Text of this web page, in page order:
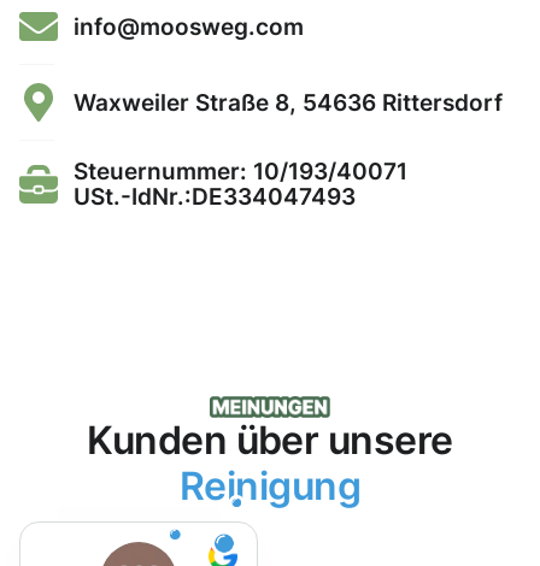
info@moosweg.com
Waxweiler Straße 8, 54636 Rittersdorf
Steuernummer: 10/193/40071
USt.-IdNr.:DE334047493
Kunden über unsere
Reinigung